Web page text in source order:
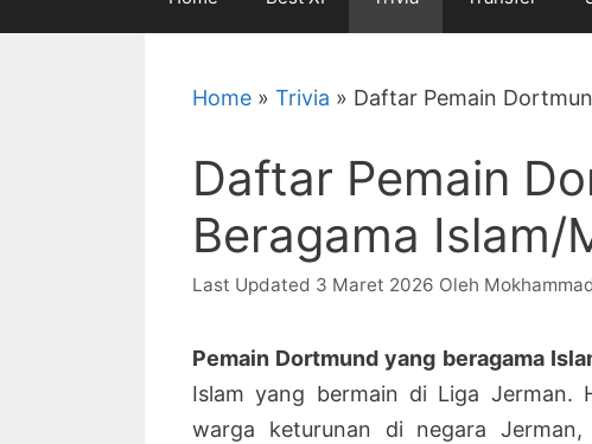
Home » Trivia » Daftar Pemain
Daftar Pemain
Beragama Islam/
3 Maret 2026 Oleh
Pemain Dortmund yang beragama
Islam yang bermain di Liga Jerman.
warga keturunan di negara